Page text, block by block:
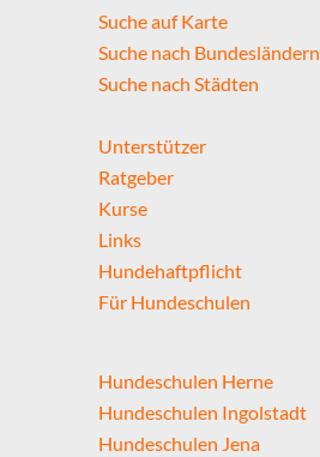
Suche auf Karte
Suche nach Bundesländern
Suche nach Städten
Unterstützer
Ratgeber
Kurse
Links
Hundehaftpflicht
Für Hundeschulen
Hundeschulen Herne
Hundeschulen Ingolstadt
Hundeschulen Jena